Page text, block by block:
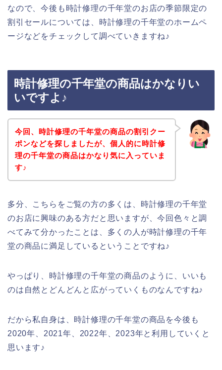
なので、今後も時計修理の千年堂のお店の季節限定の
割引セールについては、時計修理の千年堂のホームペ
ージなどをチェックして調べていきますね♪
時計修理の千年堂の商品はかなりい
いですよ♪
今回、時計修理の千年堂の商品の割引クー
ポンなどを探しましたが、個人的に時計修
理の千年堂の商品はかなり気に入っていま
す♪
多分、こちらをご覧の方の多くは、時計修理の千年堂
のお店に興味のある方だと思いますが、今回色々と調
べてみて分かったことは、多くの人が時計修理の千年
堂の商品に満足しているということですね♪
やっぱり、時計修理の千年堂の商品のように、いいも
のは自然とどんどんと広がっていくものなんですね♪
だから私自身は、時計修理の千年堂の商品を今後も
2020年、2021年、2022年、2023年と利用していくと
思います♪